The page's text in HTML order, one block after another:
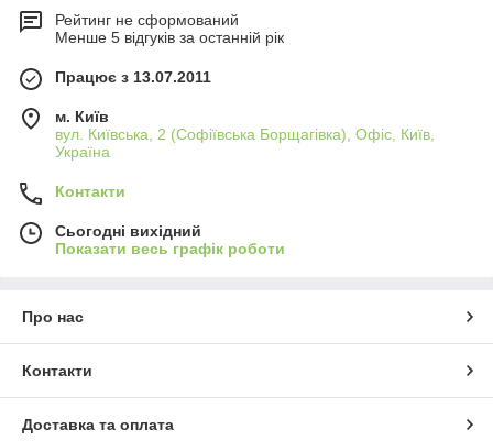
Рейтинг не сформований
Менше 5 відгуків за останній рік
Працює з 13.07.2011
м. Київ
вул. Київська, 2 (Софіївська Борщагівка), Офіс, Київ,
Україна
Контакти
Сьогодні вихідний
Показати весь графік роботи
Про нас
Контакти
Доставка та оплата